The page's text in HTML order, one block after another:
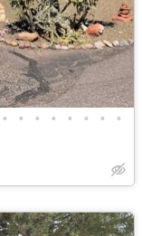
• • • • • • • •